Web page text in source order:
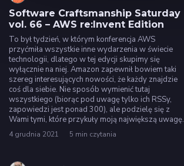
Software Craftsmanship Saturday
vol. 66 – AWS re:Invent Edition
To był tydzień, w którym konferencja AWS
przyćmiła wszystkie inne wydarzenia w świecie
technologii, dlatego w tej edycji skupimy się
wyłącznie na niej. Amazon zapewnił bowiem taki
szereg interesujących nowości, że każdy znajdzie
coś dla siebie. Nie sposób wymienić tutaj
wszystkiego (biorąc pod uwagę tylko ich RSSy,
zapowiedzi jest ponad 300), ale podzielę się z
Wami tymi, które przykuły moją największą uwagę.
4 grudnia 2021 5 min czytania